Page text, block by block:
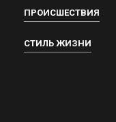
ПРОИСШЕСТВИЯ
СТИЛЬ ЖИЗНИ